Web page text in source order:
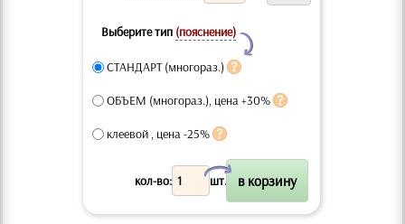
Выберите тип (пояснение)
Y
СТАНДАРТ (многораз.)
ОБЪЕМ (многораз.), цена +30%
клеевой , цена -25%
кол-во: шт.
X